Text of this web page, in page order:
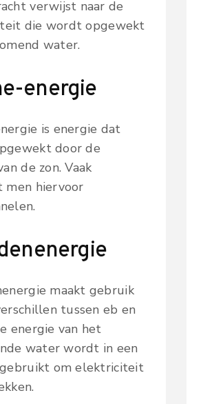
verwijst naar de
die wordt opgewekt
water.
energie
is energie dat
door de
de zon. Vaak
men hiervoor
maakt gebruik
tussen eb en
energie van het
water wordt in een
om elektriciteit